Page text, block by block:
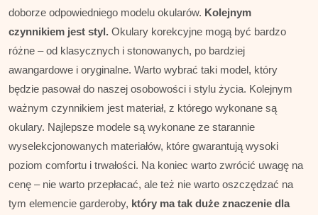
doborze odpowiedniego modelu okularów. Kolejnym
czynnikiem jest styl. Okulary korekcyjne mogą być bardzo
różne – od klasycznych i stonowanych, po bardziej
awangardowe i oryginalne. Warto wybrać taki model, który
będzie pasował do naszej osobowości i stylu życia. Kolejnym
ważnym czynnikiem jest materiał, z którego wykonane są
okulary. Najlepsze modele są wykonane ze starannie
wyselekcjonowanych materiałów, które gwarantują wysoki
poziom comfortu i trwałości. Na koniec warto zwrócić uwagę na
cenę – nie warto przepłacać, ale też nie warto oszczędzać na
tym elemencie garderoby, który ma tak duże znaczenie dla